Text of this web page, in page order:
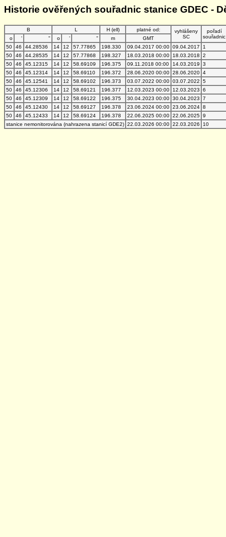
Historie ověřených souřadnic stanice GDEC -
B L H (ell) platné od:
vyhlášeny
SC
pořadí
souřadnic
o ' " o ' " m
GMT
50
46 44.28536 14 12 57.77865 198.330 09.04.2017 00:00 09.04.2017
1
50
46 44.28535 14 12 57.77868 198.327 18.03.2018 00:00 18.03.2018
2
50
46 45.12315 14 12 58.69109 196.375 09.11.2018 00:00 14.03.2019
3
50
46 45.12314 14 12 58.69110 196.372 28.06.2020 00:00 28.06.2020 4
50
46 45.12541 14 12 58.69102 196.373 03.07.2022 00:00 03.07.2022
5
50
46 45.12306 14 12 58.69121 196.377 12.03.2023 00:00 12.03.2023
6
50
46 45.12309 14 12 58.69122 196.375 30.04.2023 00:00 30.04.2023
7
50
46 45.12430 14 12 58.69127 196.378 23.06.2024 00:00 23.06.2024 8
50
46 45.12433 14 12 58.69124 196.378 22.06.2025 00:00 22.06.2025 9
stanice nemonitorována (nahrazena stanicí GDE2) 22.03.2026 00:00 22.03.2026 10